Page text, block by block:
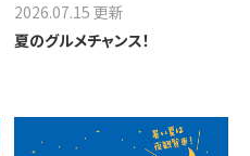
2026.07.15 更新
夏のグルメチャンス！